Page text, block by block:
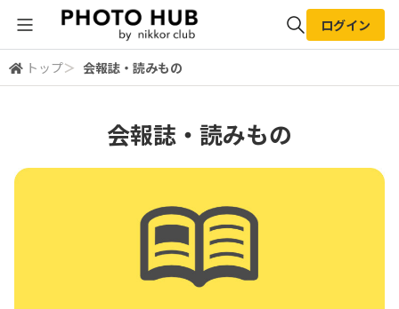
全体検索
ログイン
トップ＞ 会報誌・読みもの
会報誌・読みもの